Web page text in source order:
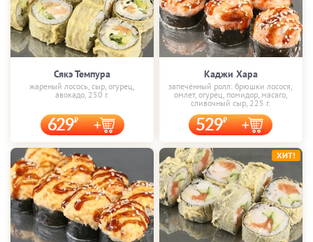
Сякэ Темпура
жареный лосось, сыр, огурец,
авокадо, 250 г.
629
Каджи Хара
запечённый ролл: брюшки лосося,
омлет, огурец, помидор, масаго,
сливочный сыр, 225 г.
529
ХИТ!